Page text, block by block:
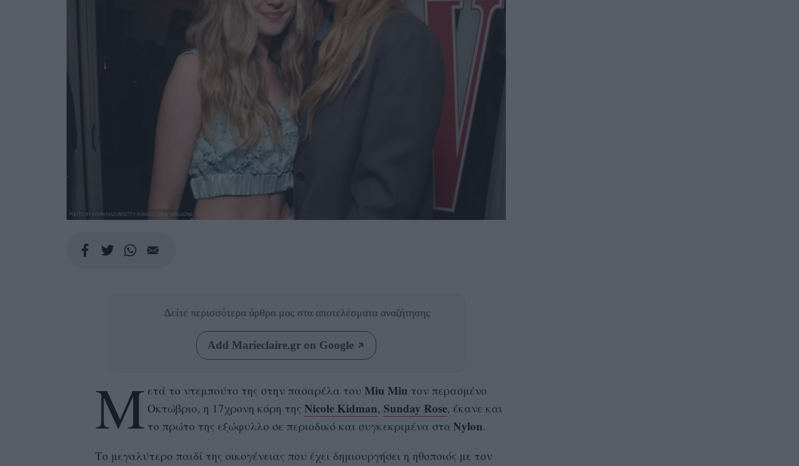
PHOTO BY KEVIN MAZUR/GETTY IMAGES FOR W MAGAZINE
Δείτε περισσότερα άρθρα μας στα αποτελέσματα αναζήτησης
Add Marieclaire.gr on Google
Μ ετά το ντεμπούτο της στην πασαρέλα του Miu Miu τον περασμένο
Οκτώβριο, η 17χρονη κόρη τηςNicole Kidman, Sunday Rose, έκανε και
το πρώτο της εξώφυλλο σε περιοδικό και συγκεκριμένα στοNylon.
Το μεγαλύτερο παιδί της οικογένειας που έχει δημιουργήσει η ηθοποιός με τον